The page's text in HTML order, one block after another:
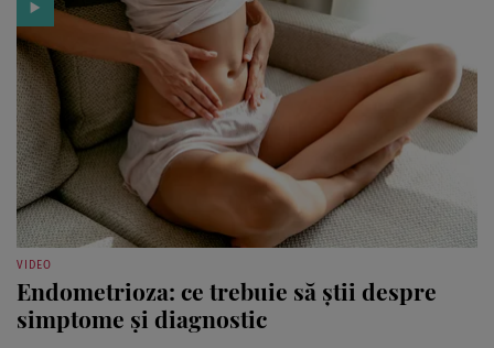
Endometrioza: ce trebuie să știi despre
simptome și diagnostic